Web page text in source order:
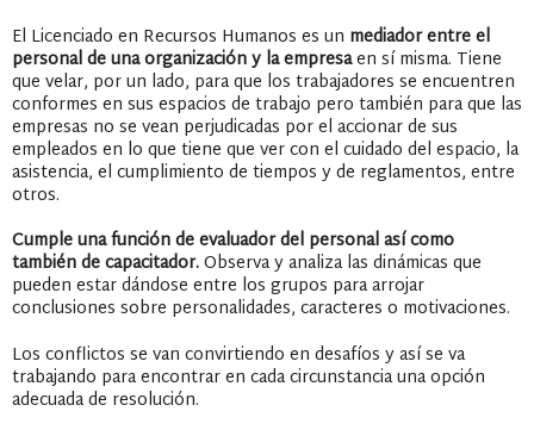
El Licenciado en Recursos Humanos es un mediador entre el
personal de una organización y la empresaen sí misma. Tiene
que velar, por un lado, para que los trabajadores se encuentren
conformes en sus espacios de trabajo pero también para que las
empresas no se vean perjudicadas por el accionar de sus
empleados en lo que tiene que ver con el cuidado del espacio, la
asistencia, el cumplimiento de tiempos y de reglamentos, entre
otros.
Cumple una función de evaluador del personal así como
también de capacitador.Observa y analiza las dinámicas que
pueden estar dándose entre los grupos para arrojar
conclusiones sobre personalidades, caracteres o motivaciones.
Los conflictos se van convirtiendo en desafíos y así se va
trabajando para encontrar en cada circunstancia una opción
adecuada de resolución.